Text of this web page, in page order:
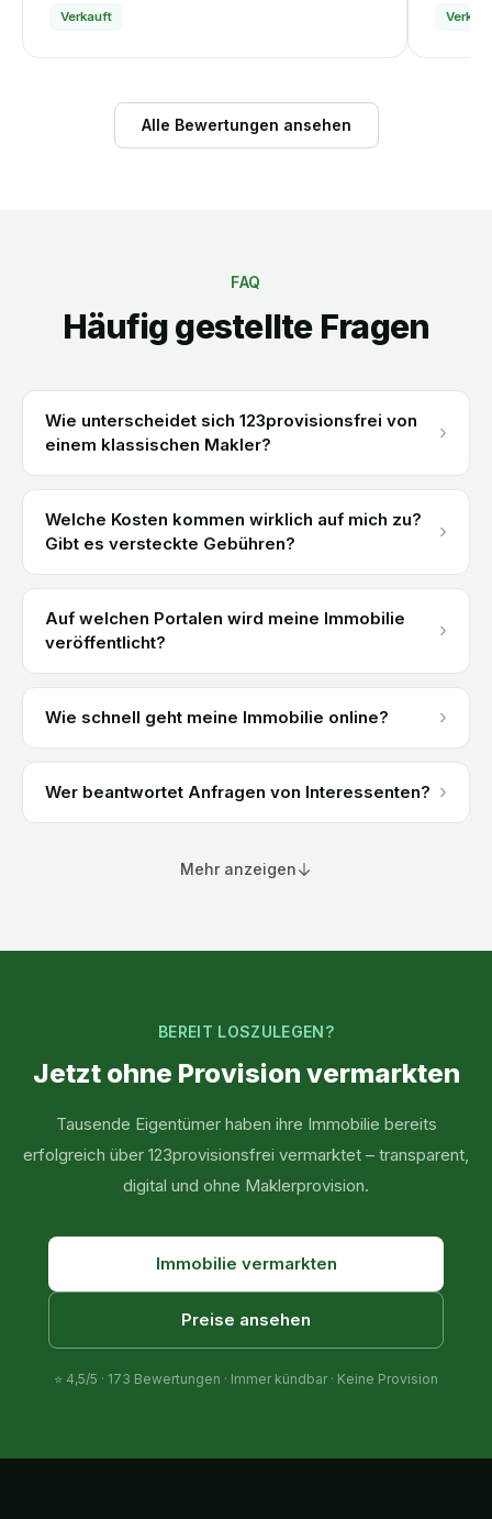
Verkauft
Alle Bewertungen ansehen
FAQ
Häufig gestellte Fragen
Wie unterscheidet sich 123provisionsfrei von
einem klassischen Makler?
›
Welche Kosten kommen wirklich auf mich zu?
Gibt es versteckte Gebühren?
›
Auf welchen Portalen wird meine Immobilie
veröffentlicht?
›
Wie schnell geht meine Immobilie online? ›
Wer beantwortet Anfragen von Interessenten? ›
Mehr anzeigen
BEREIT LOSZULEGEN?
Jetzt ohne Provision vermarkten
Tausende Eigentümer haben ihre Immobilie bereits
erfolgreich über 123provisionsfrei vermarktet – transparent,
digital und ohne Maklerprovision.
Immobilie vermarkten
Preise ansehen
⭐ 4,5/5 · 173 Bewertungen · Immer kündbar · Keine Provision